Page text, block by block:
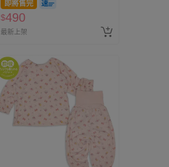
即將售完
$490
最新上架